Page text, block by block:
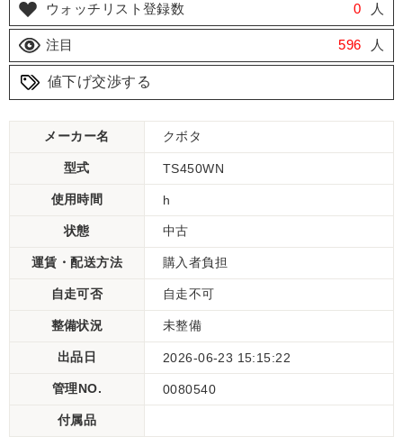
ウォッチリスト登録数 0 人
注目 596 人
値下げ交渉する
メーカー名 クボタ
型式 TS450WN
使用時間 h
状態 中古
運賃・配送方法 購入者負担
自走可否 自走不可
整備状況 未整備
出品日 2026-06-23 15:15:22
管理NO. 0080540
付属品